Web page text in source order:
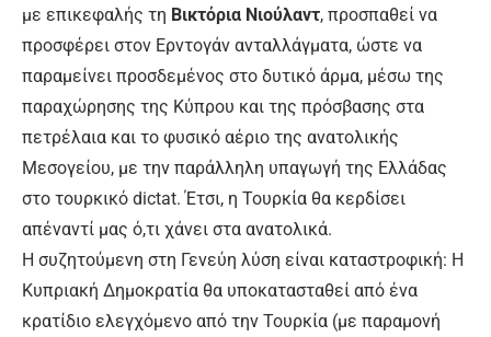
με επικεφαλής τη Βικτόρια Νιούλαντ, προσπαθεί να
προσφέρει στον Ερντογάν ανταλλάγματα, ώστε να
παραμείνει προσδεμένος στο δυτικό άρμα, μέσω της
παραχώρησης της Κύπρου και της πρόσβασης στα
πετρέλαια και το φυσικό αέριο της ανατολικής
Μεσογείου, με την παράλληλη υπαγωγή της Ελλάδας
στο τουρκικό dictat. Έτσι, η Τουρκία θα κερδίσει
απέναντί μας ό,τι χάνει στα ανατολικά.
Η συζητούμενη στη Γενεύη λύση είναι καταστροφική: Η
Κυπριακή Δημοκρατία θα υποκατασταθεί από ένα
κρατίδιο ελεγχόμενο από την Τουρκία (με παραμονή